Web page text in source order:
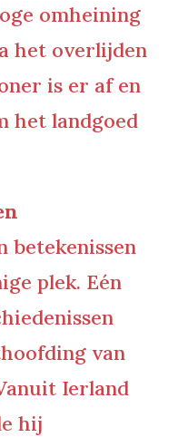
omheining
het overlijden
is er af en
het landgoed
betekenissen
plek. Eén
van
Ierland
hij